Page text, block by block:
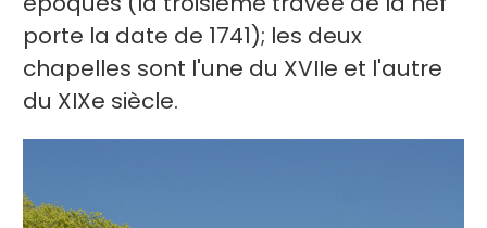
porte la date de 1741); les deux
chapelles sont l'une du XVIIe et l'autre
du XIXe siècle.